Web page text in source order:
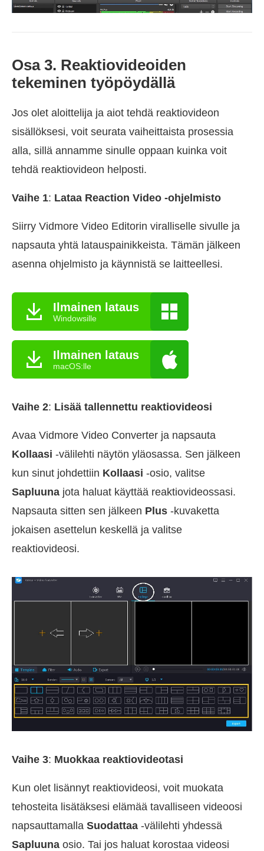
Osa 3. Reaktiovideoiden
tekeminen työpöydällä
Jos olet aloittelija ja aiot tehdä reaktiovideon
sisällöksesi, voit seurata vaiheittaista prosessia
alla, sillä annamme sinulle oppaan kuinka voit
tehdä reaktiovideon helposti.
Vaihe 1: Lataa Reaction Video -ohjelmisto
Siirry Vidmore Video Editorin viralliselle sivulle ja
napsauta yhtä latauspainikkeista. Tämän jälkeen
asenna ohjelmisto ja käynnistä se laitteellesi.
Ilmainen lataus
Windowsille
Ilmainen lataus
macOS:lle
Vaihe 2: Lisää tallennettu reaktiovideosi
Avaa Vidmore Video Converter ja napsauta
Kollaasi -välilehti näytön yläosassa. Sen jälkeen
kun sinut johdettiin Kollaasi -osio, valitse
Sapluuna jota haluat käyttää reaktiovideossasi.
Napsauta sitten sen jälkeen Plus -kuvaketta
jokaisen asettelun keskellä ja valitse
reaktiovideosi.
Vaihe 3: Muokkaa reaktiovideotasi
Kun olet lisännyt reaktiovideosi, voit muokata
tehosteita lisätäksesi elämää tavalliseen videoosi
napsauttamalla Suodattaa -välilehti yhdessä
Sapluuna osio. Tai jos haluat korostaa videosi